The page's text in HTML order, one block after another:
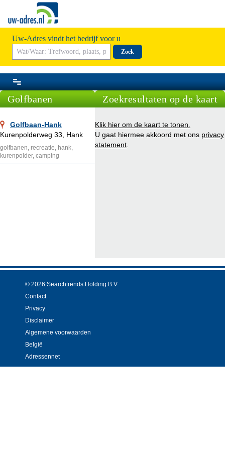
Uw-Adres vindt het bedrijf voor u
Zoek
Golfbanen
Golfbaan-Hank
Kurenpolderweg 33, Hank
golfbanen, recreatie, hank,
kurenpolder, camping
Zoekresultaten op de kaart
Klik hier om de kaart te tonen.
U gaat hiermee akkoord met ons privacy
statement
© 2026 Searchtrends Holding B.V.
Contact
Privacy
Disclaimer
Algemene voorwaarden
België
Adressennet